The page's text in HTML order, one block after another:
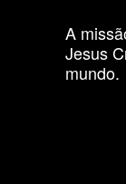
A
Jesus
mundo.